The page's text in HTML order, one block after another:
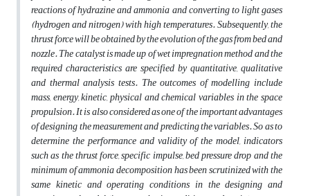
reactions of hydrazine and ammonia and converting to light gases
(hydrogen and nitrogen) with high temperatures. Subsequently, the
thrust force will be obtained by the evolution of the gas from bed and
nozzle. The catalyst is made up of wet impregnation method and the
required characteristics are specified by quantitative, qualitative
and thermal analysis tests. The outcomes of modelling include
mass, energy, kinetic, physical and chemical variables in the space
propulsion. It is also considered as one of the important advantages
of designing the measurement and predicting the variables. So as to
determine the performance and validity of the model, indicators
such as the thrust force, specific impulse, bed pressure drop and the
minimum of ammonia decomposition has been scrutinized with the
same kinetic and operating conditions in the designing and